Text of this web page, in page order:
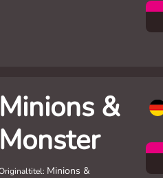
Minions &
Monster
Minions &